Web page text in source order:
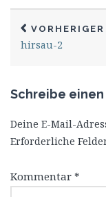
hirsau-2
Schreibe
Deine E-Mail-
Erforderliche
Kommentar *